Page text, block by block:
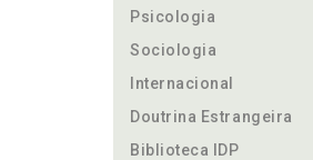
Psicologia
Sociologia
Internacional
Doutrina Estrangeira
Biblioteca IDP